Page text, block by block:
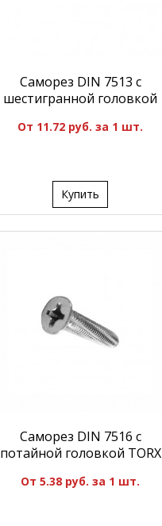
Саморез DIN 7513 с
шестигранной головкой
От 11.72 руб. за 1 шт.
Купить
Саморез DIN 7516 с
потайной головкой TORX
От 5.38 руб. за 1 шт.